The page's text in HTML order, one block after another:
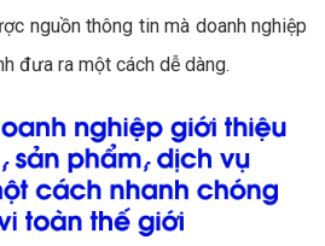
nguồn thông tin mà doanh nghiệp
đưa ra một cách dễ dàng.